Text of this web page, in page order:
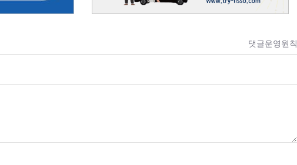
댓글운영원칙